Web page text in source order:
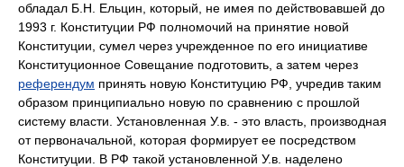
обладал Б.Н. Ельцин, который, не имея по действовавшей до
1993 г. Конституции РФ полномочий на принятие новой
Конституции, сумел через учрежденное по его инициативе
Конституционное Совещание подготовить, а затем через
референдум принять новую Конституцию РФ, учредив таким
образом принципиально новую по сравнению с прошлой
систему власти. Установленная У.в. - это власть, производная
от первоначальной, которая формирует ее посредством
Конституции. В РФ такой установленной У.в. наделено